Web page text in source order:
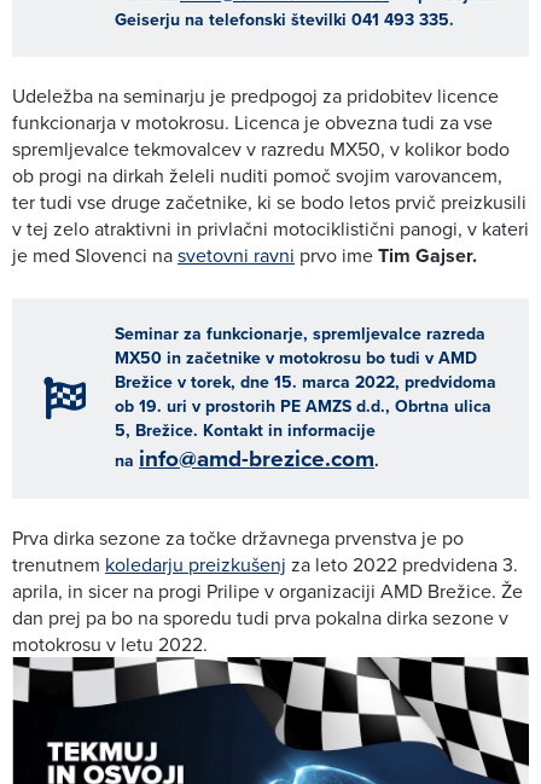
Geiserju na telefonski številki 041 493 335.
Udeležba na seminarju je predpogoj za pridobitev licence
funkcionarja v motokrosu. Licenca je obvezna tudi za vse
spremljevalce tekmovalcev v razredu MX50, v kolikor bodo
ob progi na dirkah želeli nuditi pomoč svojim varovancem,
ter tudi vse druge začetnike, ki se bodo letos prvič preizkusili
v tej zelo atraktivni in privlačni motociklistični panogi, v kateri
je med Slovenci nasvetovni ravni prvo imeTim Gajser.
Seminar za funkcionarje, spremljevalce razreda
MX50 in začetnike v motokrosu bo tudi v AMD
Brežice v torek, dne 15. marca 2022, predvidoma
ob 19. uri v prostorih PE AMZS d.d., Obrtna ulica
5, Brežice. Kontakt in informacije
na info@amd-brezice.com.
Prva dirka sezone za točke državnega prvenstva je po
trenutnem koledarju preizkušenj za leto 2022 predvidena 3.
aprila, in sicer na progi Prilipe v organizaciji AMD Brežice. Že
dan prej pa bo na sporedu tudi prva pokalna dirka sezone v
motokrosu v letu 2022.